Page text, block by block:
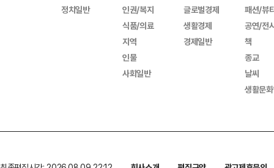
정치일반
인권/복지
식품/의료
지역
인물
사회일반
글로벌경제
생활경제
경제일반
패션/뷰
공연/전
책
종교
날씨
생활문